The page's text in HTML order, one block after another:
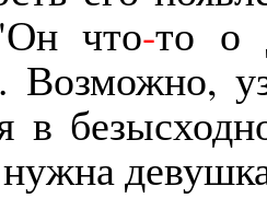
что-то о
Возможно,
в